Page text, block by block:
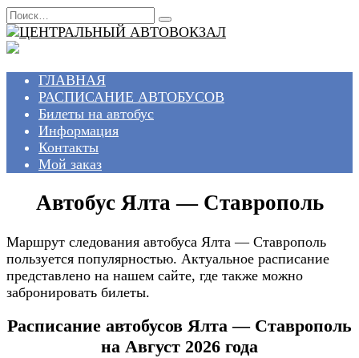
Перейти
к
содержанию
Search
for:
ГЛАВНАЯ
РАСПИСАНИЕ АВТОБУСОВ
Билеты на автобус
Информация
Контакты
Мой заказ
Автобус Ялта — Ставрополь
Маршрут следования автобуса Ялта — Ставрополь
пользуется популярностью. Актуальное расписание
представлено на нашем сайте, где также можно
забронировать билеты.
Расписание автобусов Ялта — Ставрополь
на Август 2026 года